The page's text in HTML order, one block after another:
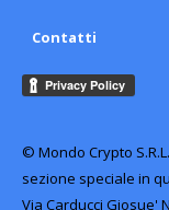
Contatti
© Mondo Crypto
sezione speciale in
Via Carducci Giosue'